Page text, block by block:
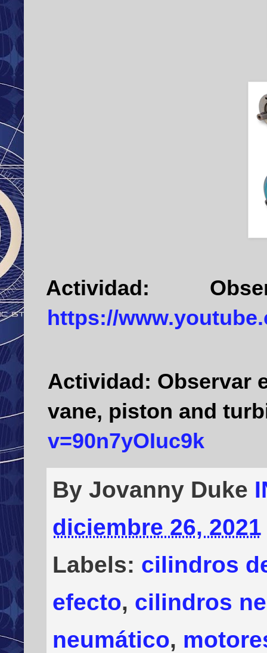
Actividad:
https://
Actividad: Observar
vane, piston and
v=90n7yOIuc9k
By Jovanny Duke
diciembre 26, 2021
Labels: cilindros
efecto, cilindros
neumático,